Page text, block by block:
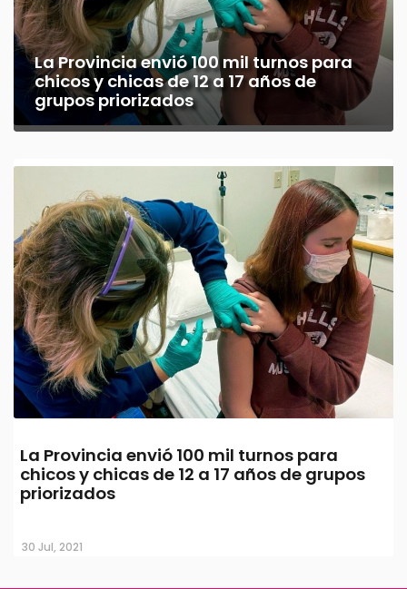
La Provincia envió 100 mil turnos para
chicos y chicas de 12 a 17 años de
grupos priorizados
La Provincia envió 100 mil turnos para
chicos y chicas de 12 a 17 años de grupos
priorizados
30 Jul, 2021